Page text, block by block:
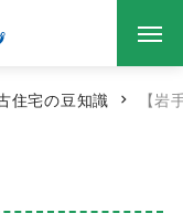
住宅の豆知識 【